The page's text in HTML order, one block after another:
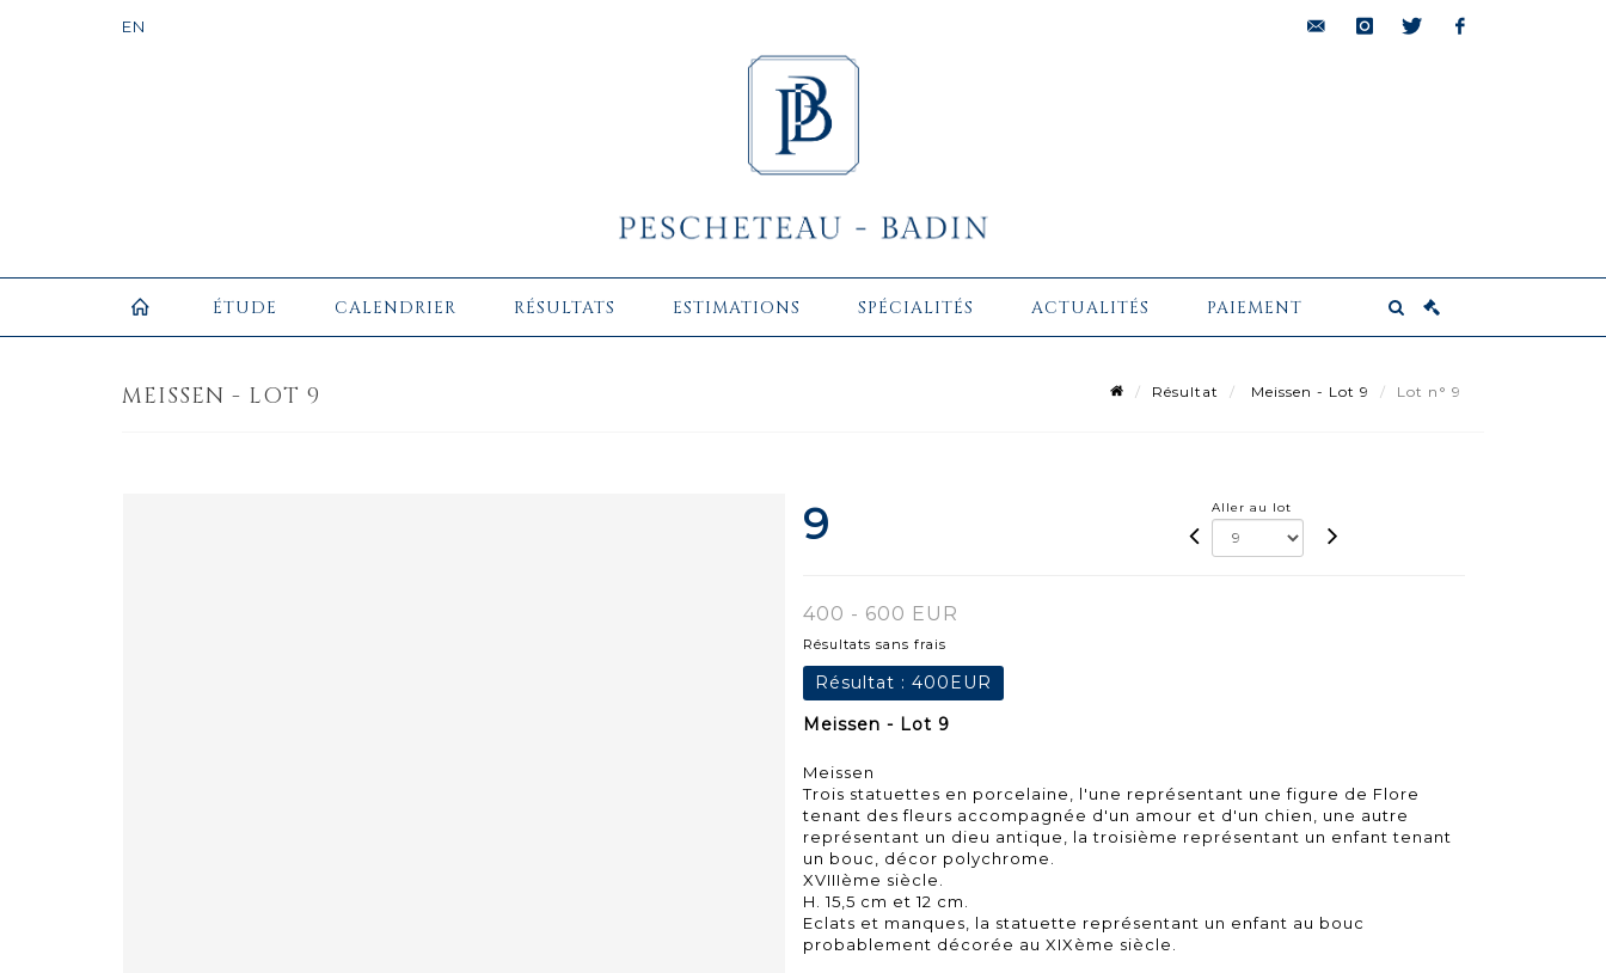
ÉTUDE CALENDRIER RÉSULTATS ESTIMATIONS SPÉCIALITÉS ACTUALITÉS PAIEMENT
MEISSEN - LOT 9 Résultat Meissen - Lot 9 Lot n° 9
9 Aller au lot
400 - 600 EUR
Résultats sans frais
Résultat : 400EUR
Meissen - Lot 9
Meissen
Trois statuettes en porcelaine, l'une représentant une figure de Flore
tenant des fleurs accompagnée d'un amour et d'un chien, une autre
représentant un dieu antique, la troisième représentant un enfant tenant
un bouc, décor polychrome.
XVIIIème siècle.
H. 15,5 cm et 12 cm.
Eclats et manques, la statuette représentant un enfant au bouc